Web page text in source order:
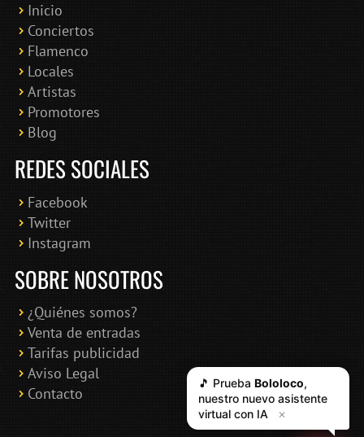
Inicio
Conciertos
Flamenco
Locales
Artistas
Promotores
Blog
REDES SOCIALES
Facebook
Twitter
Instagram
SOBRE NOSOTROS
¿Quiénes somos?
Venta de entradas
Tarifas publicidad
Aviso Legal
Contacto